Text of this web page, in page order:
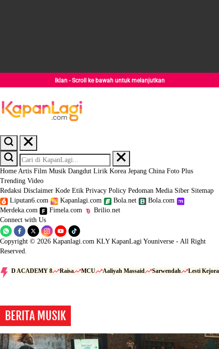
Iklan - Scroll ke bawah untuk melanjutkan
Home Artis Film Musik Dangdut Lirik Korea Jepang China Foto Plus
Trending Video
Redaksi Disclaimer Kode Etik Privacy Policy Pedoman Media Siber Sitemap
Liputan6.com
Kapanlagi.com Bola.net
Bola.com
Merdeka.com
Fimela.com
Brilio.net
Connect with Us
Copyright © 2026 Kapanlagi.com KLY KapanLagi Youniverse - All Right
Reserved.
D ACADEMY 8 Raisa MCU Aaliyah Massaid Sarwendah Lesti Kejora
BERITA MUSIK